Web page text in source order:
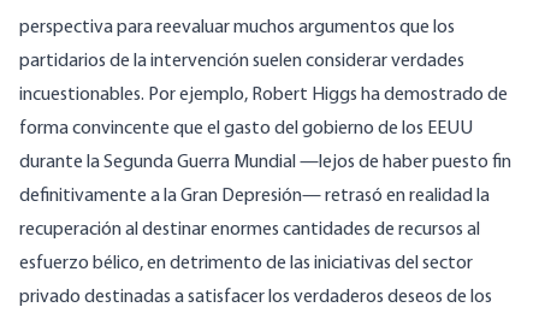
perspectiva para reevaluar muchos argumentos que los
partidarios de la intervención suelen considerar verdades
incuestionables. Por ejemplo, Robert Higgs ha demostrado de
forma convincente que el gasto del gobierno de los EEUU
durante la Segunda Guerra Mundial —lejos de haber puesto fin
definitivamente a la Gran Depresión— retrasó en realidad la
recuperación al destinar enormes cantidades de recursos al
esfuerzo bélico, en detrimento de las iniciativas del sector
privado destinadas a satisfacer los verdaderos deseos de los